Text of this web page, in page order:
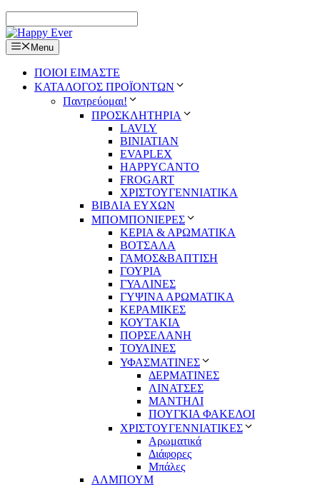
Menu
ΠΟΙΟΙ ΕΙΜΑΣΤΕ
ΚΑΤΑΛΟΓΟΣ ΠΡΟΪΟΝΤΩΝ
Παντρεύομαι!
ΠΡΟΣΚΛΗΤΗΡΙΑ
LAVLY
BINIATIAN
EVAPLEX
HAPPYCANTO
FROGART
ΧΡΙΣΤΟΥΓΕΝΝΙΑΤΙΚΑ
ΒΙΒΛΙΑ ΕΥΧΩΝ
ΜΠΟΜΠΟΝΙΕΡΕΣ
ΚΕΡΙΑ & ΑΡΩΜΑΤΙΚΑ
ΒΟΤΣΑΛΑ
ΓΑΜΟΣ&ΒΑΠΤΙΣΗ
ΓΟΥΡΙΑ
ΓΥΑΛΙΝΕΣ
ΓΥΨΙΝΑ ΑΡΩΜΑΤΙΚΑ
ΚΕΡΑΜΙΚΕΣ
ΚΟΥΤΑΚΙΑ
ΠΟΡΣΕΛΑΝΗ
ΤΟΥΛΙΝΕΣ
ΥΦΑΣΜΑΤΙΝΕΣ
ΔΕΡΜΑΤΙΝΕΣ
ΛΙΝΑΤΣΕΣ
ΜΑΝΤΗΛΙ
ΠΟΥΓΚΙΑ ΦΑΚΕΛΟΙ
ΧΡΙΣΤΟΥΓΕΝΝΙΑΤΙΚΕΣ
Αρωματικά
Διάφορες
Μπάλες
ΑΛΜΠΟΥΜ